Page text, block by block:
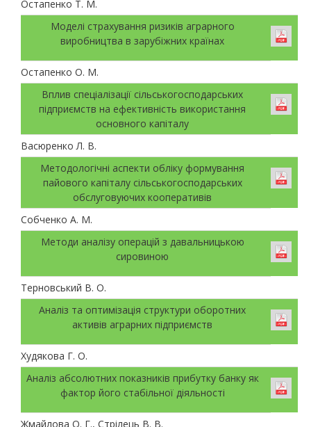
Остапенко Т. М.
Моделі страхування ризиків аграрного
виробництва в зарубіжних країнах
Остапенко О. М.
Вплив спеціалізації сільськогосподарських
підприємств на ефективність використання
основного капіталу
Васюренко Л. В.
Методологічні аспекти обліку формування
пайового капіталу сільськогосподарських
обслуговуючих кооперативів
Собченко А. М.
Методи аналізу операцій з давальницькою
сировиною
Терновський В. О.
Аналіз та оптимізація структури оборотних
активів аграрних підприємств
Худякова Г. О.
Аналіз абсолютних показників прибутку банку як
фактор його стабільної діяльності
Жмайлова О. Г., Стрілець В. В.